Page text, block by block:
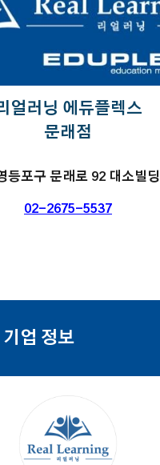
얼러닝 에듀플렉스
문래 점
등포구 문래로 92 대소빌딩
02-2675-5537
업 정보